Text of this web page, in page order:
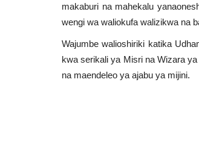
makaburi na mahekalu
wengi wa waliokufa walizikwa na
Wajumbe walioshiriki katika
kwa serikali ya Misri na Wizara
na maendeleo ya ajabu ya mijini.